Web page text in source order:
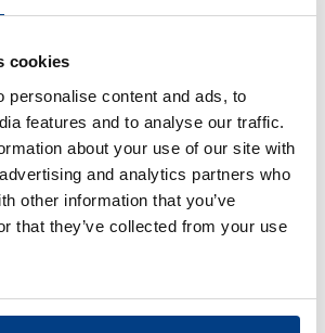
cookies
personalise content and ads, to
features and to analyse our traffic.
about your use of our site with
and analytics partners who
other information that you’ve
that they’ve collected from your use